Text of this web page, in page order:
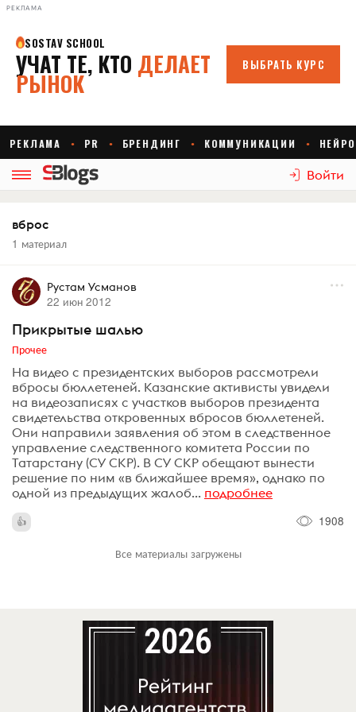
РЕКЛАМА
Войти
вброс
1 материал
Рустам Усманов
22 июн 2012
Прикрытые шалью
Прочее
На видео с президентских выборов рассмотрели
вбросы бюллетеней. Казанские активисты увидели
на видеозаписях с участков выборов президента
свидетельства откровенных вбросов бюллетеней.
Они направили заявления об этом в следственное
управление следственного комитета России по
Татарстану (СУ СКР). В СУ СКР обещают вынести
решение по ним «в ближайшее время», однако по
одной из предыдущих жалоб... подробнее
1908
Все материалы загружены